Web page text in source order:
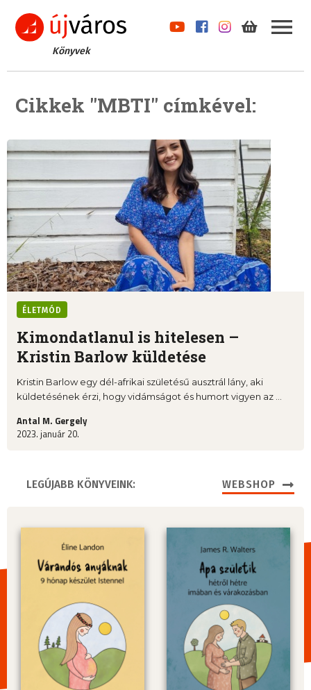
Könyvek
Cikkek "MBTI" címkével:
ÉLETMÓD
Kimondatlanul is hitelesen –
Kristin Barlow küldetése
Kristin Barlow egy dél-afrikai születésű ausztrál lány, aki
küldetésének érzi, hogy vidámságot és humort vigyen az ...
Antal M. Gergely
2023. január 20.
LEGÚJABB KÖNYVEINK: WEBSHOP